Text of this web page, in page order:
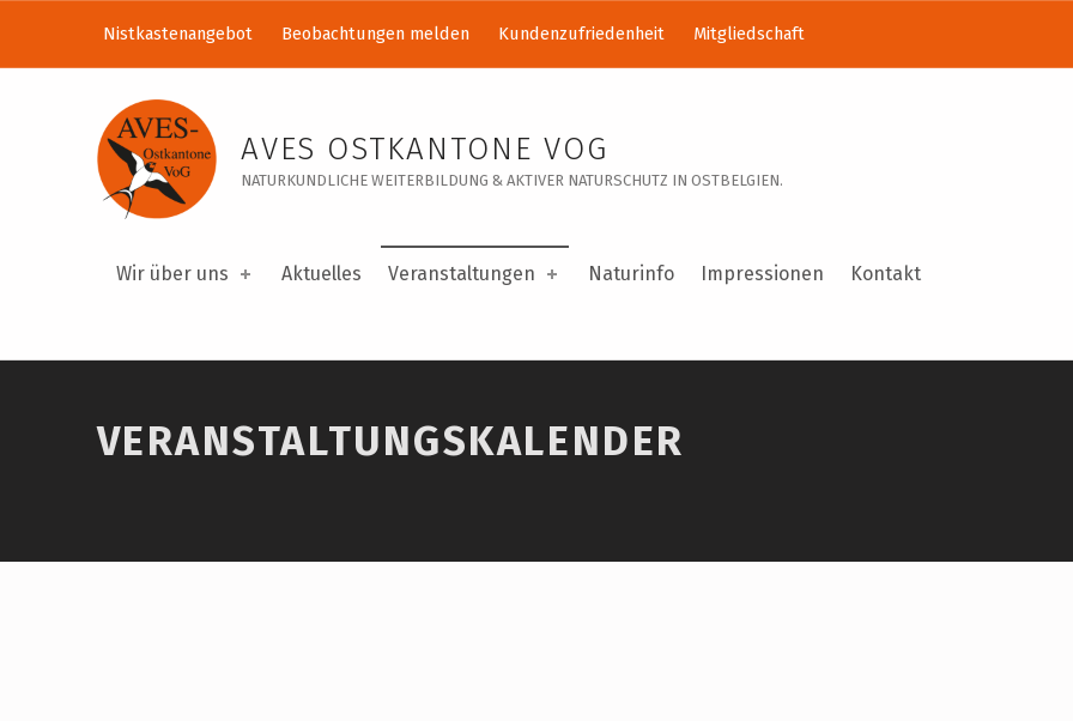
Veranstaltungskalender – AVES Ostkantone VoG
AVES OSTKANTONE VOG
NATURKUNDLICHE WEITERBILDUNG & AKTIVER NATURSCHUTZ IN OSTBELGIEN.
Wir über uns Aktuelles Veranstaltungen Naturinfo Impressionen Kontakt
Nistkastenangebot Beobachtungen melden Kundenzufriedenheit Mitgliedschaft
VERANSTALTUNGSKALENDER